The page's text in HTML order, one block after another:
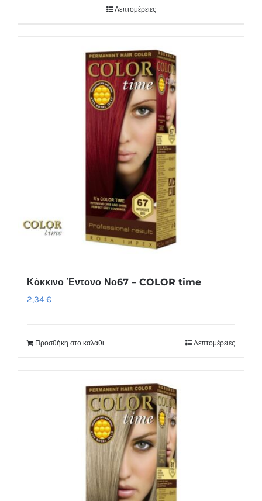
Λεπτομέρειες
Κόκκινο Έντονο Νο67 – COLOR time
2,34 €
Προσθήκη στο καλάθι Λεπτομέρειες